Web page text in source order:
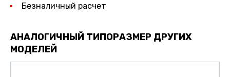
Безналичный расчет
АНАЛОГИЧНЫЙ ТИПОРАЗМЕР ДРУГИХ
МОДЕЛЕЙ